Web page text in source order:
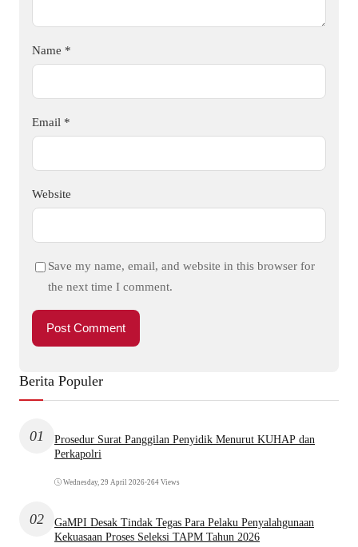
Name *
Email *
Website
Save my name, email, and website in this browser for
the next time I comment.
Berita Populer
01
Prosedur Surat Panggilan Penyidik Menurut KUHAP dan
Perkapolri
Wednesday, 29 April 2026•264 Views
02
GaMPI Desak Tindak Tegas Para Pelaku Penyalahgunaan
Kekuasaan Proses Seleksi TAPM Tahun 2026